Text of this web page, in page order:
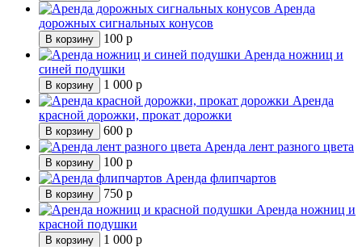
Аренда
дорожных сигнальных конусов
В корзину 100 р
Аренда ножниц и
синей подушки
В корзину 1 000 р
Аренда
красной дорожки, прокат дорожки
В корзину 600 р
Аренда лент разного цвета
В корзину 100 р
Аренда флипчартов
В корзину 750 р
Аренда ножниц и
красной подушки
В корзину 1 000 р